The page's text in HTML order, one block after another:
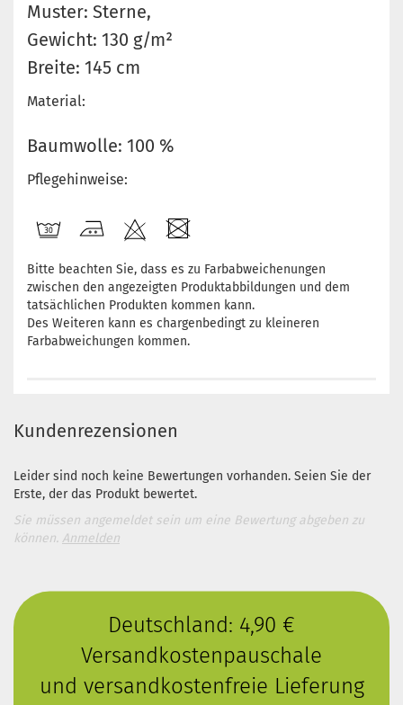
Muster: Sterne,
Gewicht: 130 g/m²
Breite: 145 cm
Material:
Baumwolle: 100 %
Pflegehinweise:
Bitte beachten Sie, dass es zu Farbabweichenungen
zwischen den angezeigten Produktabbildungen und dem
tatsächlichen Produkten kommen kann.
Des Weiteren kann es chargenbedingt zu kleineren
Farbabweichungen kommen.
Kundenrezensionen
Leider sind noch keine Bewertungen vorhanden. Seien Sie der
Erste, der das Produkt bewertet.
Sie müssen angemeldet sein um eine Bewertung abgeben zu
können. Anmelden
Deutschland: 4,90 €
Versandkostenpauschale
und versandkostenfreie Lieferung